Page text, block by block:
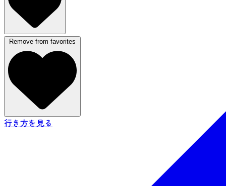
Remove from favorites
行き方を見る